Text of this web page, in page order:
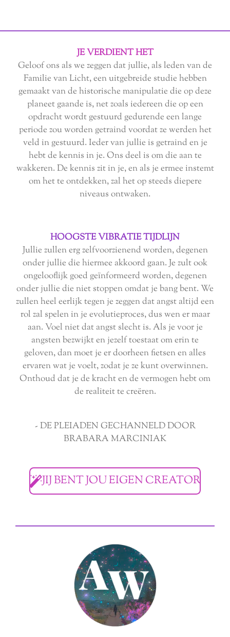
JE VERDIENT HET
Geloof ons als we zeggen dat jullie, als leden van de
Familie van Licht, een uitgebreide studie hebben
gemaakt van de historische manipulatie die op deze
planeet gaande is, net zoals iedereen die op een
opdracht wordt gestuurd gedurende een lange
periode zou worden getraind voordat ze werden het
veld in gestuurd. Ieder van jullie is getraind en je
hebt de kennis in je. Ons deel is om die aan te
wakkeren. De kennis zit in je, en als je ermee instemt
om het te ontdekken, zal het op steeds diepere
niveaus ontwaken.
HOOGSTE VIBRATIE TIJDLIJN
Jullie zullen erg zelfvoorzienend worden, degenen
onder jullie die hiermee akkoord gaan. Je zult ook
ongelooflijk goed geïnformeerd worden, degenen
onder jullie die niet stoppen omdat je bang bent. We
zullen heel eerlijk tegen je zeggen dat angst altijd een
rol zal spelen in je evolutieproces, dus wen er maar
aan. Voel niet dat angst slecht is. Als je voor je
angsten bezwijkt en jezelf toestaat om erin te
geloven, dan moet je er doorheen fietsen en alles
ervaren wat je voelt, zodat je ze kunt overwinnen.
Onthoud dat je de kracht en de vermogen hebt om
de realiteit te creëren.
- DE PLEIADEN GECHANNELD DOOR
BRABARA MARCINIAK
JIJ BENT JOU EIGEN CREATOR